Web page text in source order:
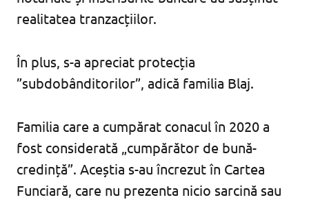
realitatea tranzacțiilor.
În plus, s-a apreciat protecția
”subdobânditorilor”, adică familia Blaj.
Familia care a cumpărat conacul în 2020 a
fost considerată „cumpărător de bună-
credință”. Aceștia s-au încrezut în Cartea
Funciară, care nu prezenta nicio sarcină sau